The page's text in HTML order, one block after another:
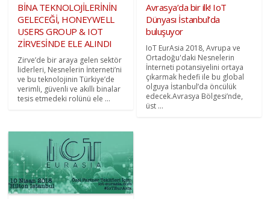
BİNA TEKNOLOJİLERİNİN
GELECEĞİ, HONEYWELL
USERS GROUP & IOT
ZİRVESİNDE ELE ALINDI
Zirve’de bir araya gelen sektör
liderleri, Nesnelerin İnterneti’ni
ve bu teknolojinin Türkiye’de
verimli, güvenli ve akıllı binalar
tesis etmedeki rolünü ele ...
Avrasya’da bir ilk! IoT
Dünyası İstanbul’da
buluşuyor
IoT EurAsia 2018, Avrupa ve
Ortadoğu'daki Nesnelerin
İnterneti potansiyelini ortaya
çıkarmak hedefi ile bu global
olguya İstanbul’da öncülük
edecek.Avrasya Bölgesi’nde,
üst ...